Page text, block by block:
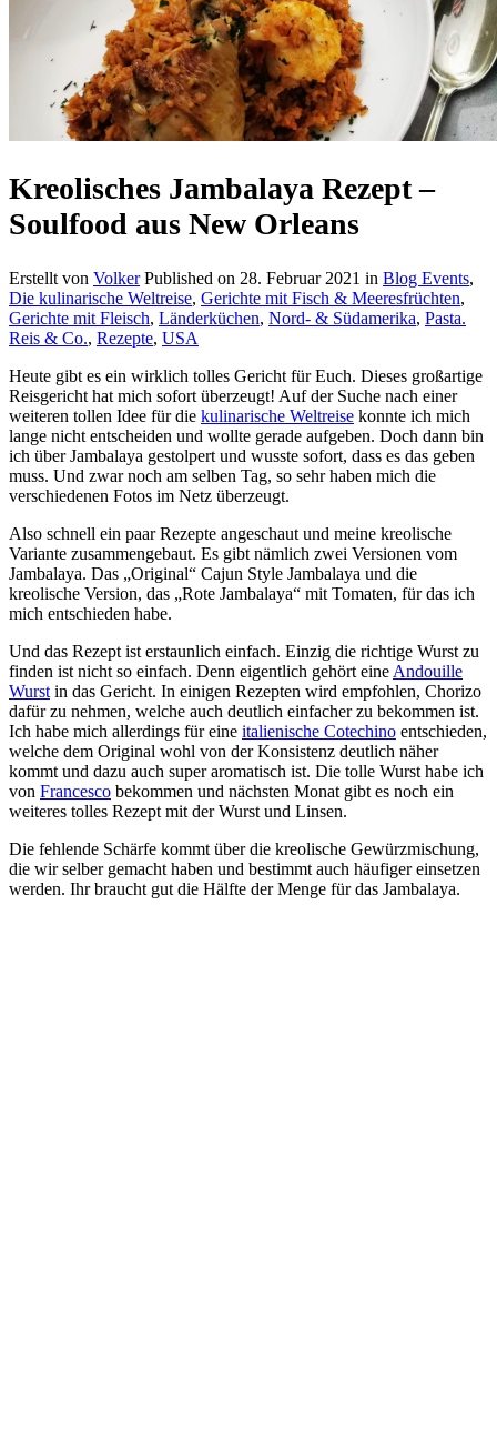
Kreolisches Jambalaya Rezept –
Soulfood aus New Orleans
Erstellt von Volker Published on 28. Februar 2021 in Blog Events,
Die kulinarische Weltreise, Gerichte mit Fisch & Meeresfrüchten,
Gerichte mit Fleisch, Länderküchen, Nord- & Südamerika, Pasta.
Reis & Co., Rezepte, USA
Heute gibt es ein wirklich tolles Gericht für Euch. Dieses großartige
Reisgericht hat mich sofort überzeugt! Auf der Suche nach einer
weiteren tollen Idee für die kulinarische Weltreise konnte ich mich
lange nicht entscheiden und wollte gerade aufgeben. Doch dann bin
ich über Jambalaya gestolpert und wusste sofort, dass es das geben
muss. Und zwar noch am selben Tag, so sehr haben mich die
verschiedenen Fotos im Netz überzeugt.
Also schnell ein paar Rezepte angeschaut und meine kreolische
Variante zusammengebaut. Es gibt nämlich zwei Versionen vom
Jambalaya. Das „Original“ Cajun Style Jambalaya und die
kreolische Version, das „Rote Jambalaya“ mit Tomaten, für das ich
mich entschieden habe.
Und das Rezept ist erstaunlich einfach. Einzig die richtige Wurst zu
finden ist nicht so einfach. Denn eigentlich gehört eine Andouille
Wurst in das Gericht. In einigen Rezepten wird empfohlen, Chorizo
dafür zu nehmen, welche auch deutlich einfacher zu bekommen ist.
Ich habe mich allerdings für eine italienische Cotechino entschieden,
welche dem Original wohl von der Konsistenz deutlich näher
kommt und dazu auch super aromatisch ist. Die tolle Wurst habe ich
von Francesco bekommen und nächsten Monat gibt es noch ein
weiteres tolles Rezept mit der Wurst und Linsen.
Die fehlende Schärfe kommt über die kreolische Gewürzmischung,
die wir selber gemacht haben und bestimmt auch häufiger einsetzen
werden. Ihr braucht gut die Hälfte der Menge für das Jambalaya.